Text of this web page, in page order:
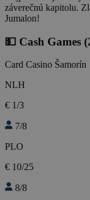
záverečnú kapitolu.
Jumalon!
💵 Cash Games
Card Casino Šamorín
NLH
€ 1/3
7/8
PLO
€ 10/25
8/8